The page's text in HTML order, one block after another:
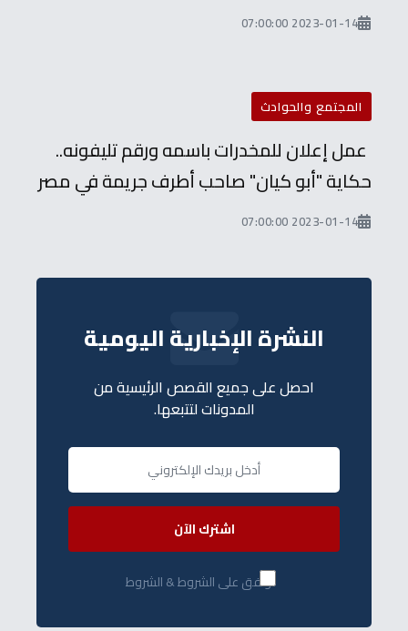
2023-01-14 07:00:00
المجتمع والحوادث
عمل إعلان للمخدرات باسمه ورقم تليفونه..
حكاية "أبو كيان" صاحب أطرف جريمة في مصر
2023-01-14 07:00:00
النشرة الإخبارية اليومية
احصل على جميع القصص الرئيسية من
المدونات لتتبعها.
اشترك الآن
أوافق على الشروط & الشروط